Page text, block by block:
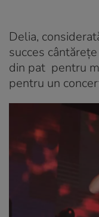
Delia,
succes
din pat pentru
pentru un